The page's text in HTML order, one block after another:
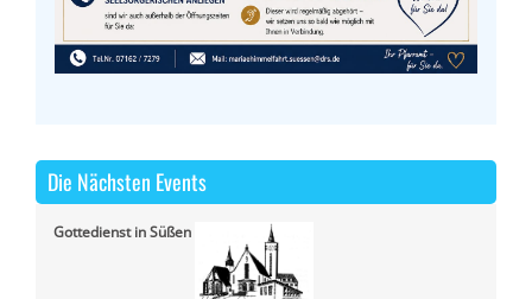
Die Nächsten Events
Gottedienst in Süßen